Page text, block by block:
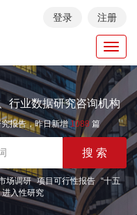
登录 注册
行业数据研究咨询机构
报告，昨日新增1088 篇
场调研 项目可行性报告 “十五
进入性研究